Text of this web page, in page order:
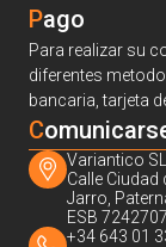
Pago
Para realizar su
diferentes
bancaria, tarjeta
C
Variantico SL
Calle
Jarro,
ESB
+34 643 01